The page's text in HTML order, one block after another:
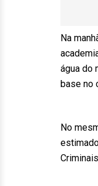
Na
água do
base no
No